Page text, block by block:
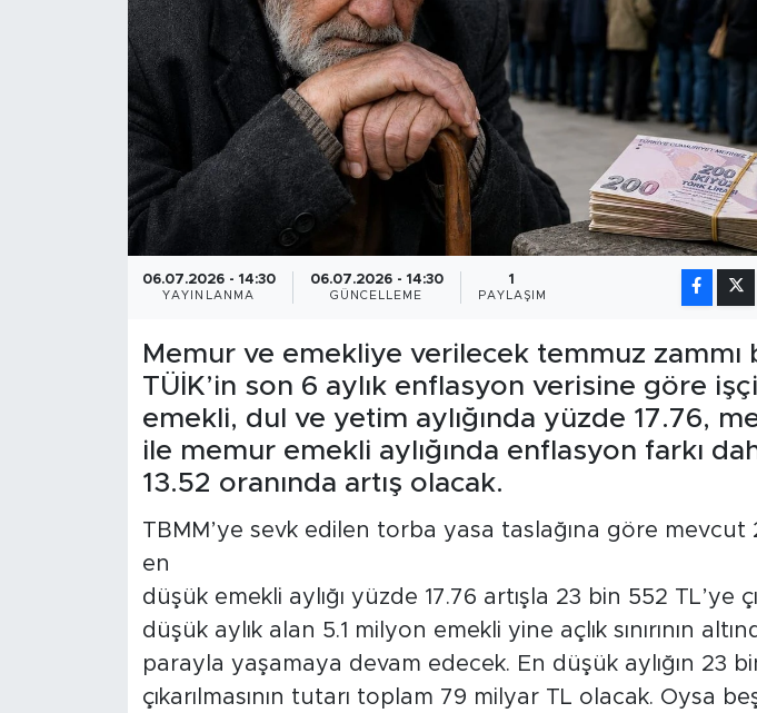
06.07.2026 - 14:30
YAYINLANMA
06.07.2026 - 14:30
GÜNCELLEME
1
PAYLAŞIM
Memur ve emekliye verilecek temmuz zammı
TÜİK’in son 6 aylık enflasyon verisine göre
emekli, dul ve yetim aylığında yüzde 17.76,
ile memur emekli aylığında enflasyon farkı
13.52 oranında artış olacak.
TBMM’ye sevk edilen torba yasa taslağına göre mevcut
en
düşük emekli aylığı yüzde 17.76 artışla 23 bin 552 TL’ye
düşük aylık alan 5.1 milyon emekli yine açlık sınırının
parayla yaşamaya devam edecek. En düşük aylığın 23
çıkarılmasının tutarı toplam 79 milyar TL olacak. Oysa